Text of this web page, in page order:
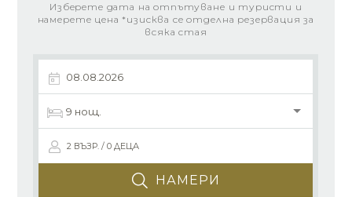
Изберете дата на отпътуване и туристи и
намерете цена *изисква се отделна резервация за
всяка стая
2 ВЪЗР. / 0 ДЕЦА
НАМЕРИ